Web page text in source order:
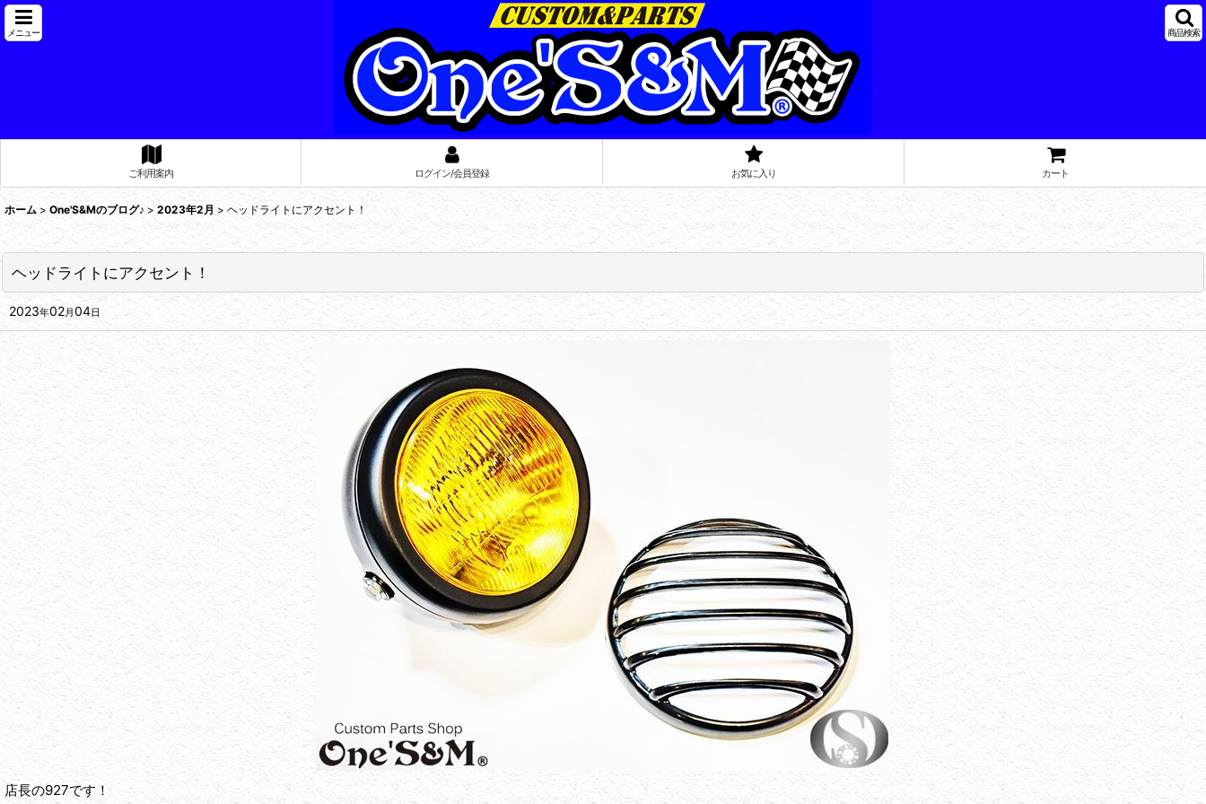
メニュー 商品検索
ご利用案内 ログイン/会員登録 お気に入り カート
ホーム > One'S&Mのブログ♪ > 2023年2月 > ヘッドライトにアクセント！
ヘッドライトにアクセント！
2023年02月04日
店長の927です！